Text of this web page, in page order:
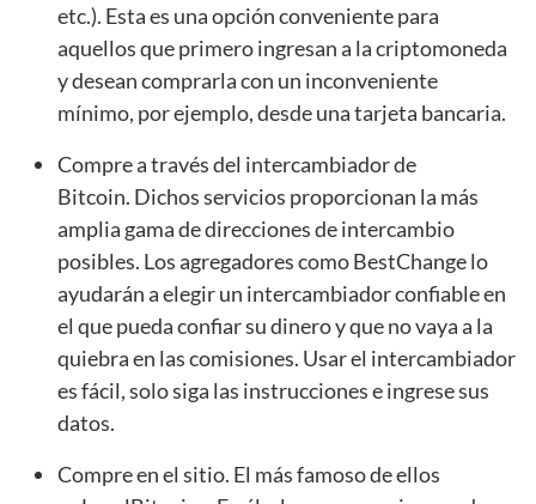
etc.). Esta es una opción conveniente para
aquellos que primero ingresan a la criptomoneda
y desean comprarla con un inconveniente
mínimo, por ejemplo, desde una tarjeta bancaria.
Compre a través del intercambiador de
Bitcoin. Dichos servicios proporcionan la más
amplia gama de direcciones de intercambio
posibles. Los agregadores como BestChange lo
ayudarán a elegir un intercambiador confiable en
el que pueda confiar su dinero y que no vaya a la
quiebra en las comisiones. Usar el intercambiador
es fácil, solo siga las instrucciones e ingrese sus
datos.
Compre en el sitio. El más famoso de ellos